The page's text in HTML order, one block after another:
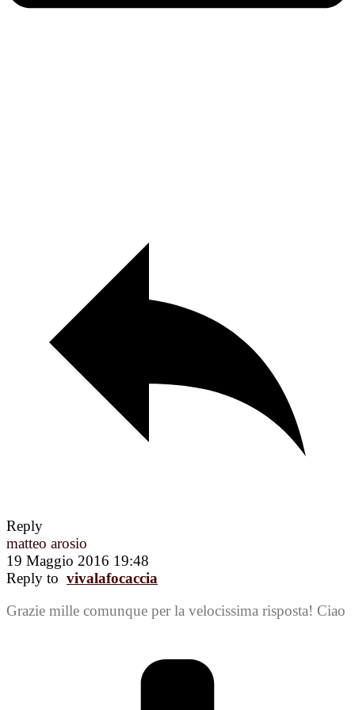
Reply
matteo arosio
19 Maggio 2016 19:48
Reply to vivalafocaccia
Grazie mille comunque per la velocissima risposta! Ciao